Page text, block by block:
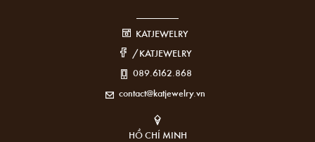
KATJEWELRY
/KATJEWELRY
089.6162.868
contact@katjewelry.vn
HỒ CHÍ MINH